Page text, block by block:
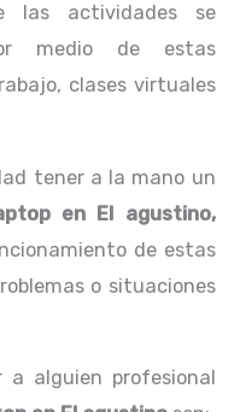
las actividades se
medio de estas
clases virtuales
tener a la mano un
en El agustino,
de estas
o situaciones
alguien profesional